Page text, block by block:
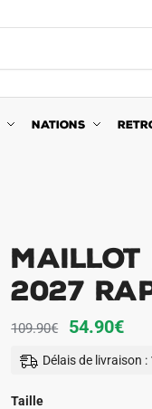
NATIONS
Maillot
2027
109.90€
Le
prix
54.90€Le
Délais de livraison
Taille